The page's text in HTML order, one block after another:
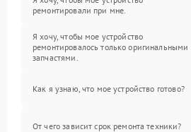
ремонтировали при мне.
Я хочу, чтобы мое устройство
ремонтировалось только оригинальными
запчастями.
Как я узнаю, что мое устройство готово?
От чего зависит срок ремонта техники?